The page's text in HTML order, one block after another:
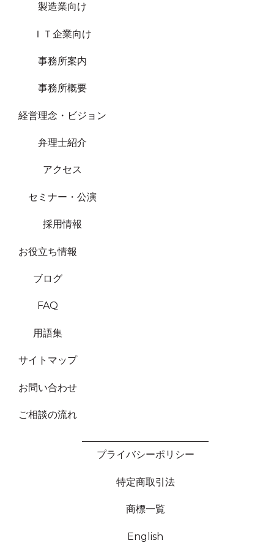
製造業向け
ＩＴ企業向け
事務所案内
事務所概要
経営理念・ビジョン
弁理士紹介
アクセス
セミナー・公演
採用情報
お役立ち情報
ブログ
FAQ
用語集
サイトマップ
お問い合わせ
ご相談の流れ
プライバシーポリシー
特定商取引法
商標一覧
English